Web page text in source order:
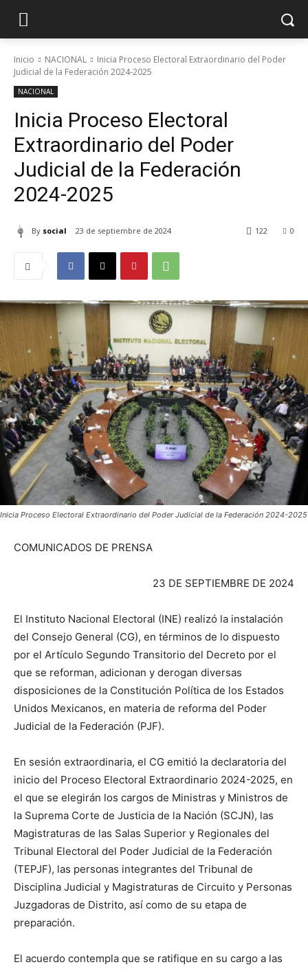
Inicio NACIONAL
Inicia Proceso Electoral Extraordinario del Poder
Judicial de la Federación 2024-2025
NACIONAL
Inicia Proceso Electoral
Extraordinario del Poder
Judicial de la Federación
2024-2025
By social 23 de septiembre de 2024 0
122
Inicia Proceso Electoral Extraordinario del Poder Judicial de la Federación 2024-2025
COMUNICADOS DE PRENSA
23 DE SEPTIEMBRE DE 2024
El Instituto Nacional Electoral (INE) realizó la instalación
del Consejo General (CG), en términos de lo dispuesto
por el Artículo Segundo Transitorio del Decreto por el
que se reforman, adicionan y derogan diversas
disposiciones de la Constitución Política de los Estados
Unidos Mexicanos, en materia de reforma del Poder
Judicial de la Federación (PJF).
En sesión extraordinaria, el CG emitió la declaratoria del
inicio del Proceso Electoral Extraordinario 2024-2025, en
el que se elegirán los cargos de Ministras y Ministros de
la Suprema Corte de Justicia de la Nación (SCJN), las
Magistraturas de las Salas Superior y Regionales del
Tribunal Electoral del Poder Judicial de la Federación
(TEPJF), las personas integrantes del Tribunal de
Disciplina Judicial y Magistraturas de Circuito y Personas
Juzgadoras de Distrito, así como de su etapa de
preparación.
El acuerdo contempla que se ratifique en su cargo a las